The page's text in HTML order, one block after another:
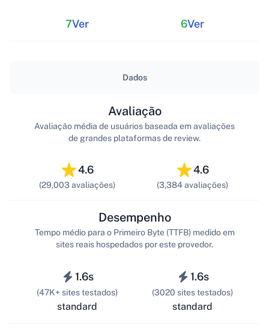
7Ver 6Ver
Dados
4.6
(29,003 avaliações)
Avaliação
Avaliação média de usuários baseada em avaliações
de grandes plataformas de review.
4.6
(3,384 avaliações)
1.6s
(47K+ sites testados)
standard
Desempenho
Tempo médio para o Primeiro Byte (TTFB) medido em
sites reais hospedados por este provedor.
1.6s
(3020 sites testados)
standard